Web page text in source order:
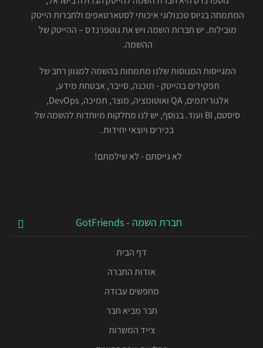
המתמחה בגיוס טכנולוגי איכותי לסטארטאפים ולחברות הייטק
מובילות. יש חברות השמה ויש את גוטפרנדס – ההייטק של
ההשמה.
המגייסות המנוסות שלנו מתמחות בהשמה למגוון רחב של
תפקידים בהייטק - תוכנה, סייבר, אבטחת מידע,
אלגוריתמים, QA ואוטומציה, מוצר, תמיכה, DevOps,
סיסטם, BI ועוד. בנוסף, יש לנו מחלקות מיוחדות להשמה של
בכירים ויוצאי יחידות.
לא גייסתם - לא שילמתם!
חברת השמה - GotFriends
דף הבית
אודות החברה
מחפשים עבודה
חבר מביא חבר
צייד המשרות